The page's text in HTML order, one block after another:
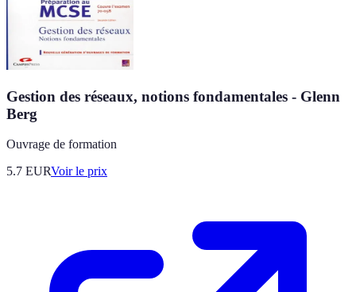
Gestion des réseaux, notions fondamentales - Glenn
Berg
Ouvrage de formation
5.7 EURVoir le prix